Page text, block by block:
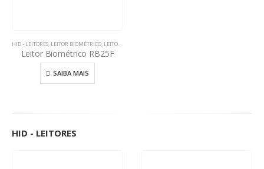
HID - LEITORES, LEITOR BIOMÉTRICO, LEITORES
Leitor Biométrico RB25F
SAIBA MAIS
HID - LEITORES